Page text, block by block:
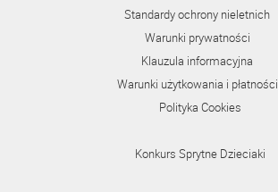
Standardy ochrony nieletnich
Warunki prywatności
Klauzula informacyjna
Warunki użytkowania i płatności
Polityka Cookies
Konkurs Sprytne Dzieciaki